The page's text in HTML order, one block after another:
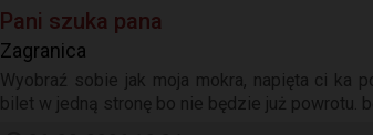
Pani szuka pana
Zagranica
Wyobraź sobie jak moja mokra, napięta ci ka
bilet w jedną stronę bo nie będzie już powrotu.